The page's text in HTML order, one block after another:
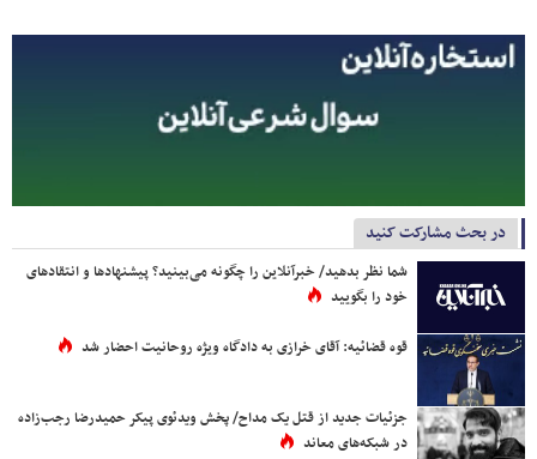
در بحث مشارکت کنید
شما نظر بدهید/ خبرآنلاین را چگونه می‌بینید؟ پیشنهادها و انتقادهای
خود را بگویید
قوه قضائیه: آقای خرازی به دادگاه ویژه روحانیت احضار شد
جزئیات جدید از قتل یک مداح/ پخش ویدئوی پیکر حمیدرضا رجب‌زاده
در شبکه‌های معاند